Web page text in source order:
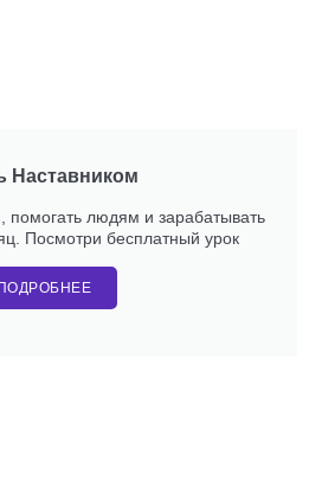
Наставником
помогать людям и зарабатывать
Посмотри бесплатный урок